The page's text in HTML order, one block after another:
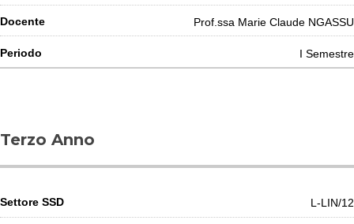
Prof.ssa Marie Claude NGASSU
I Semestre
Terzo Anno
L-LIN/12